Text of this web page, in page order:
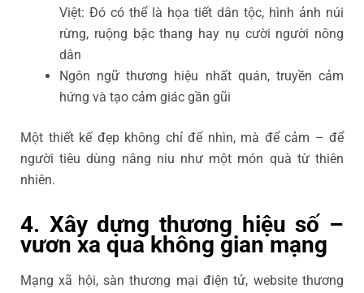
Việt: Đó có thể là họa tiết dân tộc, hình ảnh núi
rừng, ruộng bậc thang hay nụ cười người nông
dân
Ngôn ngữ thương hiệu nhất quán, truyền cảm
hứng và tạo cảm giác gần gũi
Một thiết kế đẹp không chỉ để nhìn, mà để cảm – để
người tiêu dùng nâng niu như một món quà từ thiên
nhiên.
4. Xây dựng thương hiệu số –
vươn xa qua không gian mạng
Mạng xã hội, sàn thương mại điện tử, website thương